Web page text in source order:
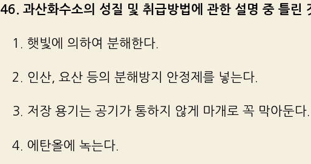
46. 과산화수소의 성질 및 취급방법에 관한 설명 중 틀린
1. 햇빛에 의하여 분해한다.
2. 인산, 요산 등의 분해방지 안정제를 넣는다.
3. 저장 용기는 공기가 통하지 않게 마개로 꼭 막아둔다.
4. 에탄올에 녹는다.